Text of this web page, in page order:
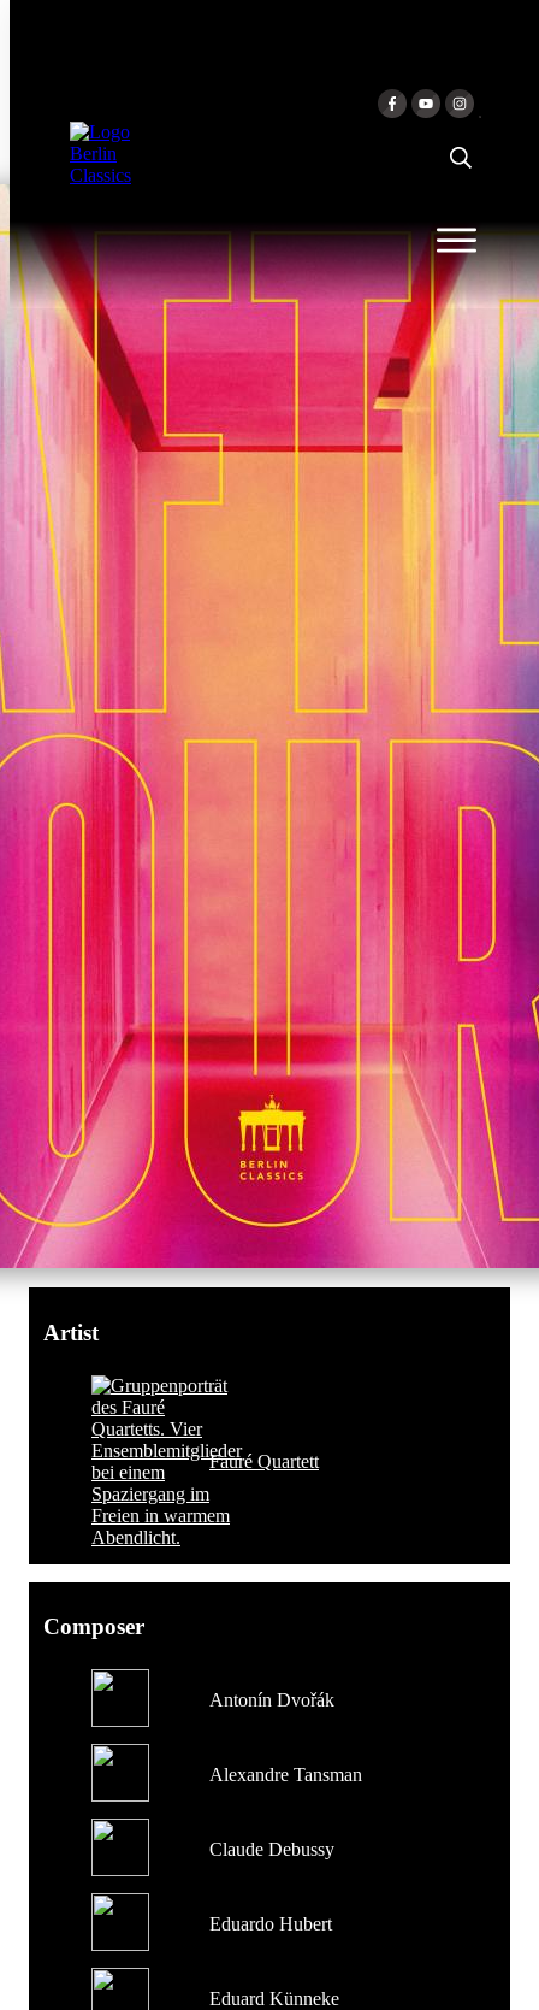
Fauré Quartett
Artist
Fauré Quartett
Composer
Antonín Dvořák
Alexandre Tansman
Claude Debussy
Eduardo Hubert
Eduard Künneke